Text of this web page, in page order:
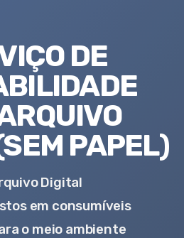
DE
PAPEL)
Digital
em consumíveis
o meio ambiente